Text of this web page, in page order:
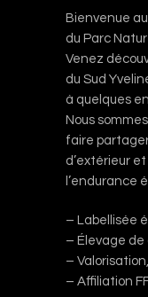
Bienvenue
du Parc
Venez
du Sud
à quelques
Nous
faire
d’extérieur
l’endurance
– Labellisée
– Élevage de
–
– Affiliation